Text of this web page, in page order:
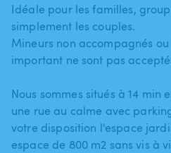
Idéale pour les familles​​​,​​​
simplement les couples.
Mineurs non accompagnés
important ne sont pas
Nous sommes situés à 14 min
une rue au calme avec
votre disposition l'espace
espace de 800 m2 sans vis à